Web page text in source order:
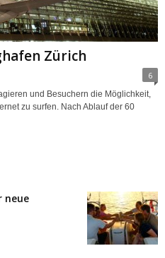
Zürich
6
und Besuchern die Möglichkeit,
zu surfen. Nach Ablauf der 60
neue